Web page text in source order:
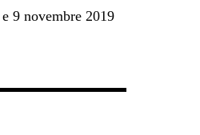
9 novembre 2019